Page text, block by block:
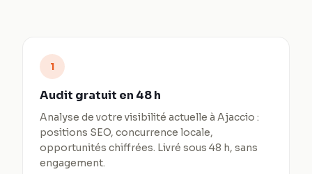
1
Audit gratuit en 48 h
Analyse de votre visibilité actuelle à Ajaccio :
positions SEO, concurrence locale,
opportunités chiffrées. Livré sous 48 h, sans
engagement.